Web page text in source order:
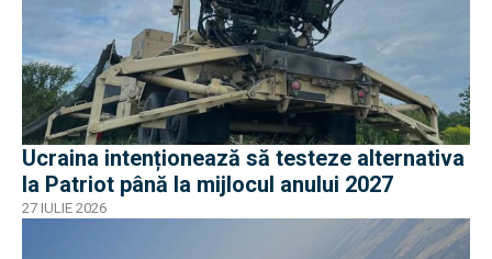
Ucraina intenționează să testeze alternativa
la Patriot până la mijlocul anului 2027
27 IULIE 2026